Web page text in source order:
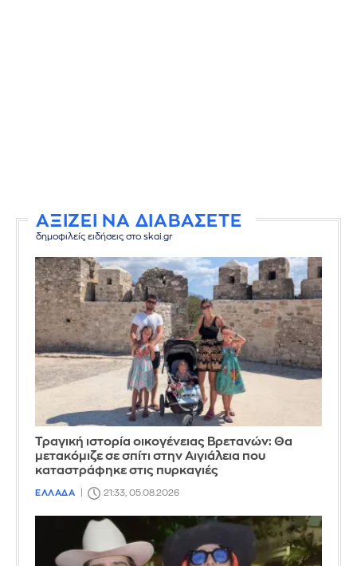
ΑΞΙΖΕΙ ΝΑ ΔΙΑΒΑΣΕΤΕ
δημοφιλείς ειδήσεις στο skai.gr
Τραγική ιστορία οικογένειας Βρετανών: Θα
μετακόμιζε σε σπίτι στην Αιγιάλεια που
καταστράφηκε στις πυρκαγιές
ΕΛΛΑΔΑ 21:33, 05.08.2026